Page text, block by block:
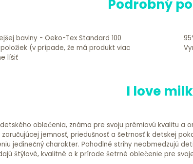
Podrobný
bavlny - Oeko-Tex Standard 100
(v prípade, že má produkt viac
líšiť
I love milk
oblečenia, známa pre svoju prémiovú kvalitu a
jemnosť, priedušnosť a šetrnosť k detskej
jedinečný charakter. Pohodlné strihy neobmedzujú
štýlové, kvalitné a k prírode šetrné oblečenie pre